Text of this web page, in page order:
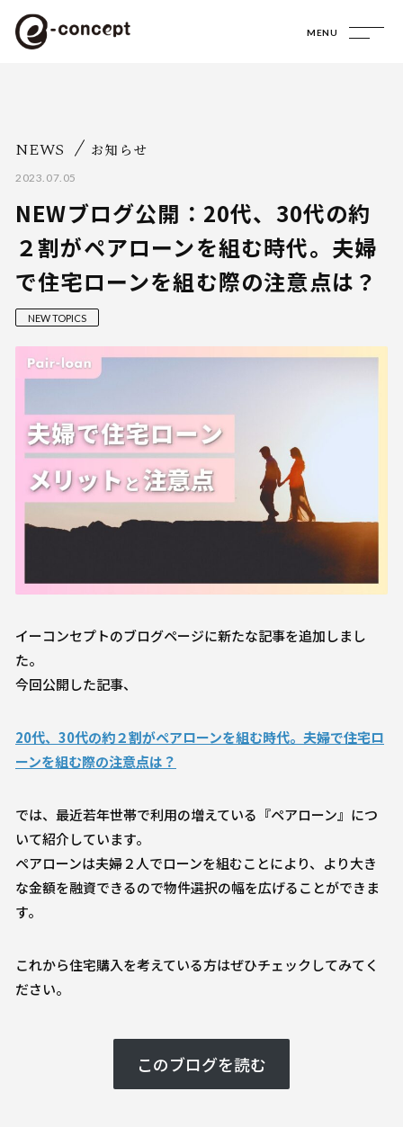
MENU
NEWS お知らせ
2023.07.05
NEWブログ公開：20代、30代の約
２割がペアローンを組む時代。夫婦
で住宅ローンを組む際の注意点は？
NEW TOPICS
イーコンセプトのブログページに新たな記事を追加しまし
た。
今回公開した記事、
20代、30代の約２割がペアローンを組む時代。夫婦で住宅ロ
ーンを組む際の注意点は？
では、最近若年世帯で利用の増えている『ペアローン』につ
いて紹介しています。
ペアローンは夫婦２人でローンを組むことにより、より大き
な金額を融資できるので物件選択の幅を広げることができま
す。
これから住宅購入を考えている方はぜひチェックしてみてく
ださい。
このブログを読む